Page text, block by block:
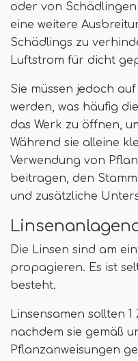
oder von
eine weitere
Schädlings zu
Luftstrom für dicht
Sie müssen jedoch
werden, was häufig
das Werk zu öffnen,
Während sie alleine
Verwendung von
beitragen, den
und zusätzliche
Die Linsen sind am
propagieren. Es ist
besteht.
Linsensamen sollten
nachdem sie gemäß
Pflanzanweisungen